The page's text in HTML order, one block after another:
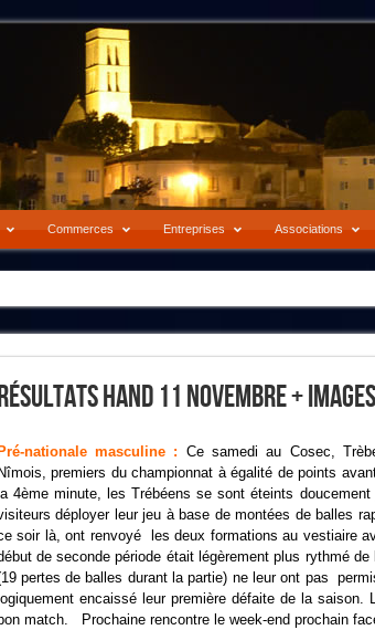
Commerces Entreprises Associations
Hand 11 Novembre +
Pré-nationale masculine : Ce samedi au Cosec,
Nîmois, premiers du championnat à égalité de points
la 4ème minute, les Trébéens se sont éteints
déployer leur jeu à base de montées de balles
soir là, ont renvoyé les deux formations au vestiaire
de seconde période était légèrement plus rythmé
pertes de balles durant la partie) ne leur ont pas
logiquement encaissé leur première défaite de la saison.
bon match. Prochaine rencontre le week-end prochain